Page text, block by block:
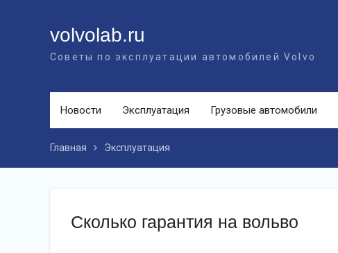
volvolab.ru
Советы по эксплуатации автомобилей Volvo
Новости Эксплуатация Грузовые автомобили
Главная Эксплуатация
Сколько гарантия на вольво